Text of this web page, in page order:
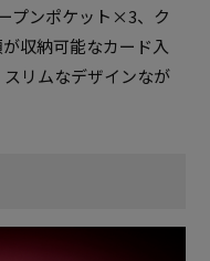
プンポケット×3、ク
収納可能なカード入
リムなデザインなが